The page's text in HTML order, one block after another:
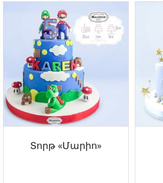
Տորթ «Մարիո»